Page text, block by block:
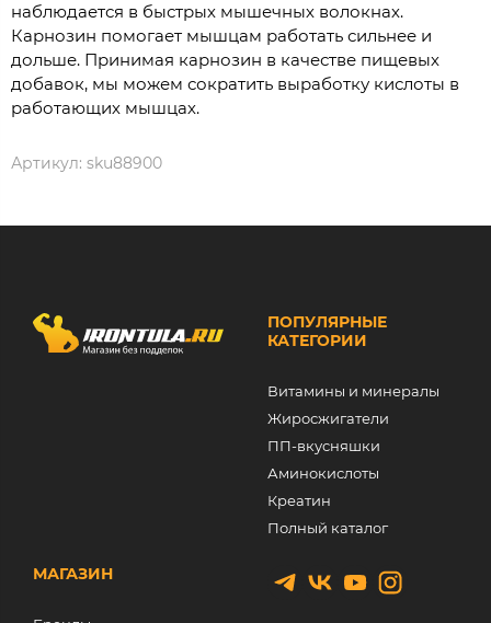
наблюдается в быстрых мышечных волокнах.
Карнозин помогает мышцам работать сильнее и
дольше. Принимая карнозин в качестве пищевых
добавок, мы можем сократить выработку кислоты в
работающих мышцах.
Артикул: sku88900
ПОПУЛЯРНЫЕ
КАТЕГОРИИ
Витамины и минералы
Жиросжигатели
ПП-вкусняшки
Аминокислоты
Креатин
Полный каталог
МАГАЗИН